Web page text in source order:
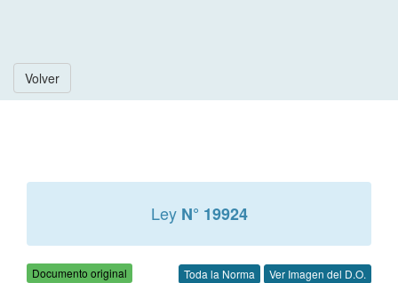
Volver
Ley N° 19924
Documento original Toda la Norma Ver Imagen del D.O.